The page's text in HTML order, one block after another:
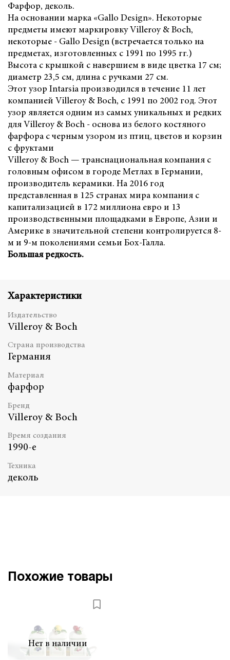
Фарфор, деколь.
На основании марка «Gallo Design». Некоторые
предметы имеют маркировку Villeroy & Boch,
некоторые - Gallo Design (встречается только на
предметах, изготовленных с 1991 по 1995 гг.)
Высота с крышкой с навершием в виде цветка 17 см;
диаметр 23,5 см, длина с ручками 27 см.
Этот узор Intarsia производился в течение 11 лет
компанией Villeroy & Boch, с 1991 по 2002 год. Этот
узор является одним из самых уникальных и редких
для Villeroy & Boch - основа из белого костяного
фарфора с черным узором из птиц, цветов и корзин
с фруктами
Villeroy & Boch — транснациональная компания с
головным офисом в городе Метлах в Германии,
производитель керамики. На 2016 год
представленная в 125 странах мира компания с
капитализацией в 172 миллиона евро и 13
производственными площадками в Европе, Азии и
Америке в значительной степени контролируется 8-
м и 9-м поколениями семьи Бох-Галла.
Большая редкость.
Характеристики
Издательство
Villeroy & Boch
Страна производства
Германия
Материал
фарфор
Бренд
Villeroy & Boch
Время создания
1990-е
Техника
деколь
Похожие товары
Нет в наличии